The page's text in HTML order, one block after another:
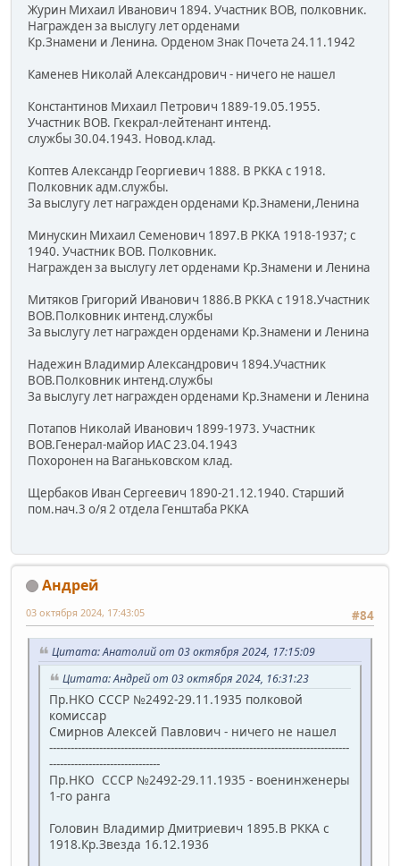
Журин Михаил Иванович 1894. Участник ВОВ, полковник.
Награжден за выслугу лет орденами
Кр.Знамени и Ленина. Орденом Знак Почета 24.11.1942
Каменев Николай Александрович - ничего не нашел
Константинов Михаил Петрович 1889-19.05.1955.
Участник ВОВ. Гкекрал-лейтенант интенд.
службы 30.04.1943. Новод.клад.
Коптев Александр Георгиевич 1888. В РККА с 1918.
Полковник адм.службы.
За выслугу лет награжден орденами Кр.Знамени,Ленина
Минускин Михаил Семенович 1897.В РККА 1918-1937; с
1940. Участник ВОВ. Полковник.
Награжден за выслугу лет орденами Кр.Знамени и Ленина
Митяков Григорий Иванович 1886.В РККА с 1918.Участник
ВОВ.Полковник интенд.службы
За выслугу лет награжден орденами Кр.Знамени и Ленина
Надежин Владимир Александрович 1894.Участник
ВОВ.Полковник интенд.службы
За выслугу лет награжден орденами Кр.Знамени и Ленина
Потапов Николай Иванович 1899-1973. Участник
ВОВ.Генерал-майор ИАС 23.04.1943
Похоронен на Ваганьковском клад.
Щербаков Иван Сергеевич 1890-21.12.1940. Старший
пом.нач.3 о/я 2 отдела Генштаба РККА
Андрей
#84
03 октября 2024, 17:43:05
Цитата: Анатолий от 03 октября 2024, 17:15:09
Цитата: Андрей от 03 октября 2024, 16:31:23
Пр.НКО СССР №2492-29.11.1935 полковой
комиссар
Смирнов Алексей Павлович - ничего не нашел
------------------------------------------------------------------------------------
-------------------------------
Пр.НКО СССР №2492-29.11.1935 - военинженеры
1-го ранга
Головин Владимир Дмитриевич 1895.В РККА с
1918.Кр.Звезда 16.12.1936